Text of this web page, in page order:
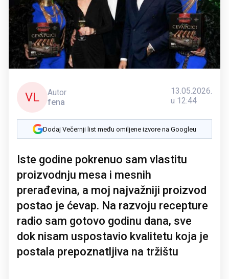
VL
Autor
fena
13.05.2026.
u 12:44
Dodaj Večernji list među omiljene izvore na Googleu
Iste godine pokrenuo sam vlastitu
proizvodnju mesa i mesnih
prerađevina, a moj najvažniji proizvod
postao je ćevap. Na razvoju recepture
radio sam gotovo godinu dana, sve
dok nisam uspostavio kvalitetu koja je
postala prepoznatljiva na tržištu